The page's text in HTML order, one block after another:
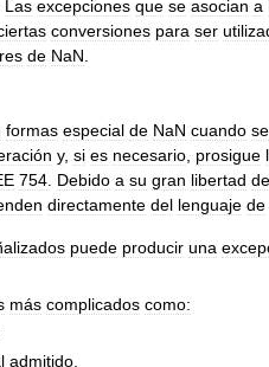
Las excepciones que se asocian a
conversiones para ser
de NaN
formas especial de NaN cuando se
y, si es necesario prosigue
754 Debido a su gran libertad de
directamente del lenguaje de
puede producir una
más complicados como:
admitido